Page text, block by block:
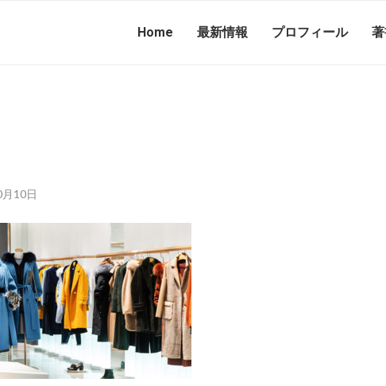
Home 最新情報 プロフィール
10日